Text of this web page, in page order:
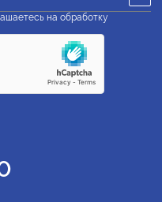
на обработку